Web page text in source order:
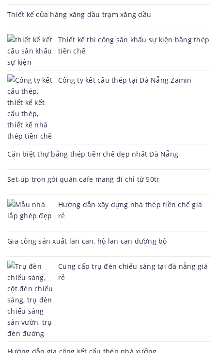
Thiết kế cửa hàng xăng dầu trạm xăng dầu
Thiết kế thi công sân khấu sự kiện bằng thép
tiền chế
Công ty kết cấu thép tại Đà Nẵng Zamin
Căn biệt thự bằng thép tiền chế đẹp nhất Đà Nẵng
Set-up trọn gói quán cafe mang đi chỉ từ 50tr
Hướng dẫn xây dựng nhà thép tiền chế giá
rẻ
Gia công sản xuất lan can, hộ lan can đường bộ
Cung cấp trụ đèn chiếu sáng tại đà nẵng giá
rẻ